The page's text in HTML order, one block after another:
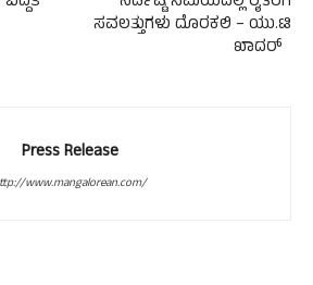
ಸವಲತ್ತುಗಳು ದೊರಕಲಿ – ಯು.ಟಿ
ಖಾದರ್
Press Release
www.mangalorean.com/